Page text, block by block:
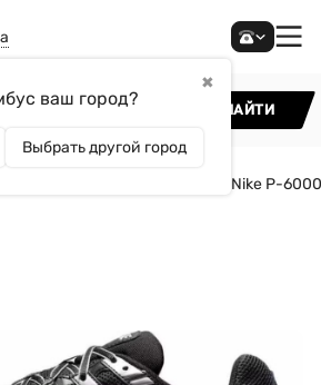
✖
ваш город?
Выбрать другой город
НАЙТИ
Кроссовки Nike P-